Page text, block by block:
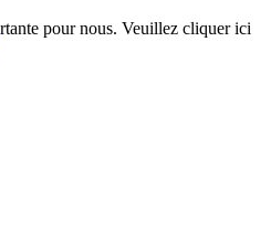
pour nous. Veuillez cliquer ici